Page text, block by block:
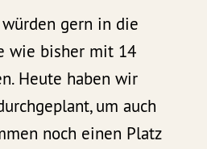
gern in die
wie bisher mit 14
Heute haben wir
um auch
noch einen Platz